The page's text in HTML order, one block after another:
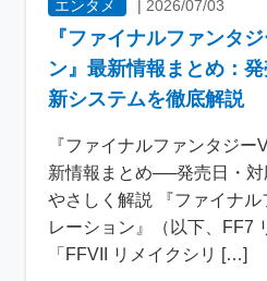
エンタメ | 2026/07/03
『ファイナルファンタ
ン』最新情報まとめ：
新システムを徹底解説
『ファイナルファンタジ
新情報まとめ──発売日・
やさしく解説 『ファイナ
レーション』（以下、FF7
「FFVII リメイクシリ […]